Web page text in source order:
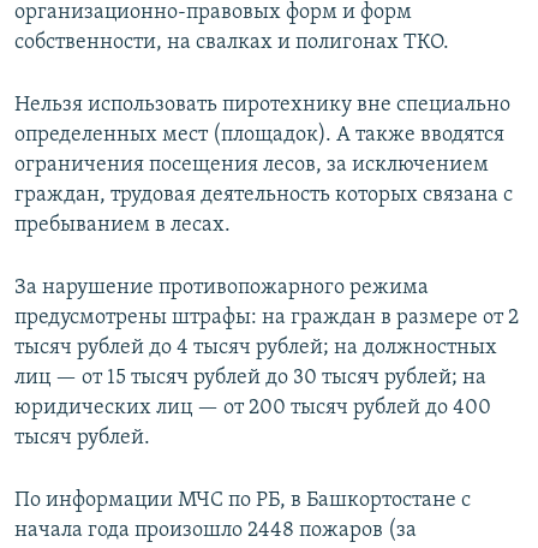
организационно-правовых форм и форм
собственности, на свалках и полигонах ТКО.
Нельзя использовать пиротехнику вне специально
определенных мест (площадок). А также вводятся
ограничения посещения лесов, за исключением
граждан, трудовая деятельность которых связана с
пребыванием в лесах.
За нарушение противопожарного режима
предусмотрены штрафы: на граждан в размере от 2
тысяч рублей до 4 тысяч рублей; на должностных
лиц — от 15 тысяч рублей до 30 тысяч рублей; на
юридических лиц — от 200 тысяч рублей до 400
тысяч рублей.
По информации МЧС по РБ, в Башкортостане с
начала года произошло 2448 пожаров (за